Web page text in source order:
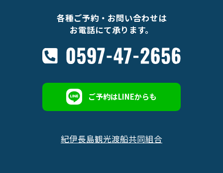
各種ご予約・お問い合わせは
お電話にて承ります。
ご予約はLINEからも
紀伊長島観光渡船共同組合